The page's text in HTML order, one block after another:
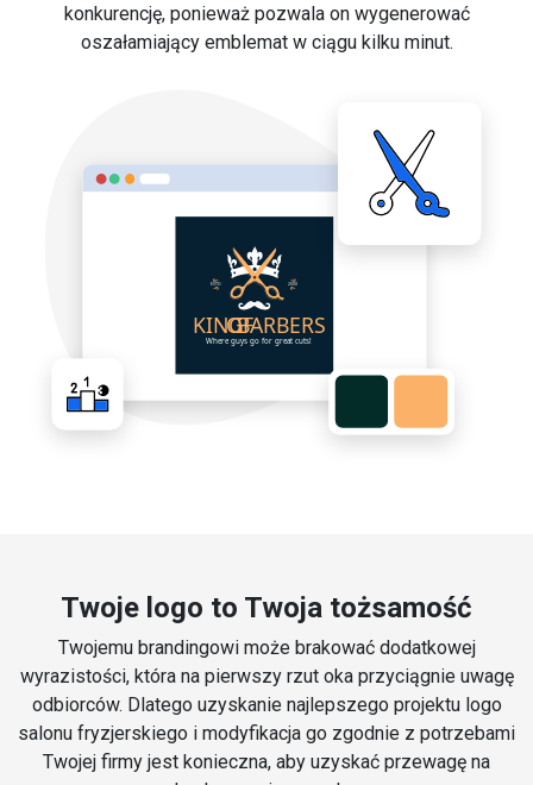
konkurencję, ponieważ pozwala on wygenerować
oszałamiający emblemat w ciągu kilku minut.
Twoje logo to Twoja tożsamość
Twojemu brandingowi może brakować dodatkowej
wyrazistości, która na pierwszy rzut oka przyciągnie uwagę
odbiorców. Dlatego uzyskanie najlepszego projektu logo
salonu fryzjerskiego i modyfikacja go zgodnie z potrzebami
Twojej firmy jest konieczna, aby uzyskać przewagę na